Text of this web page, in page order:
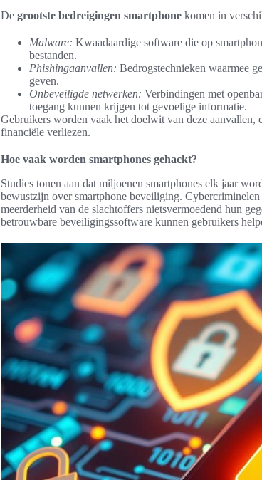
De grootste bedreigingen smartphone komen in
Malware: Kwaadaardige software die op
bestanden.
Phishingaanvallen: Bedrogstechnieken waarmee
geven.
Onbeveiligde netwerken: Verbindingen met
toegang kunnen krijgen tot gevoelige informatie.
Gebruikers worden vaak het doelwit van deze
financiële verliezen.
Hoe vaak worden smartphones gehackt?
Studies tonen aan dat miljoenen smartphones elk jaar
bewustzijn over smartphone beveiliging.
meerderheid van de slachtoffers nietsvermoedend hun
betrouwbare beveiligingssoftware kunnen gebruikers